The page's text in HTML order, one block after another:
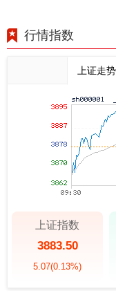
行情指数
上证走势
上证指数
3883.50
5.07(0.13%)